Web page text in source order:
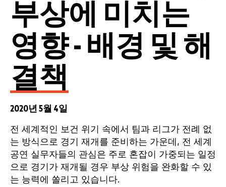
부상에 미치는
영향 - 배경 및 해
결책
2020년 5월 4일
전 세계적인 보건 위기 속에서 팀과 리그가 전례 없
는 방식으로 경기 재개를 준비하는 가운데, 전 세계
공연 실무자들의 관심은 주로 혼잡이 가중되는 일정
으로 경기가 재개될 경우 부상 위험을 완화할 수 있
는 능력에 쏠리고 있습니다.